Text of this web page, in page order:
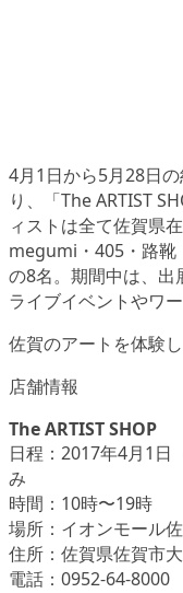
4月1日から5月28日
り、「The ARTIST
ィストは全て佐賀県
megumi・405・路靴
の8名。期間中は、出
ライブイベントやワ
佐賀のアートを体験
店舗情報
The ARTIST SHOP
日程：2017年4月1日
み
時間：10時〜19時
場所：イオンモール
住所：佐賀県佐賀市
電話：0952-64-8000